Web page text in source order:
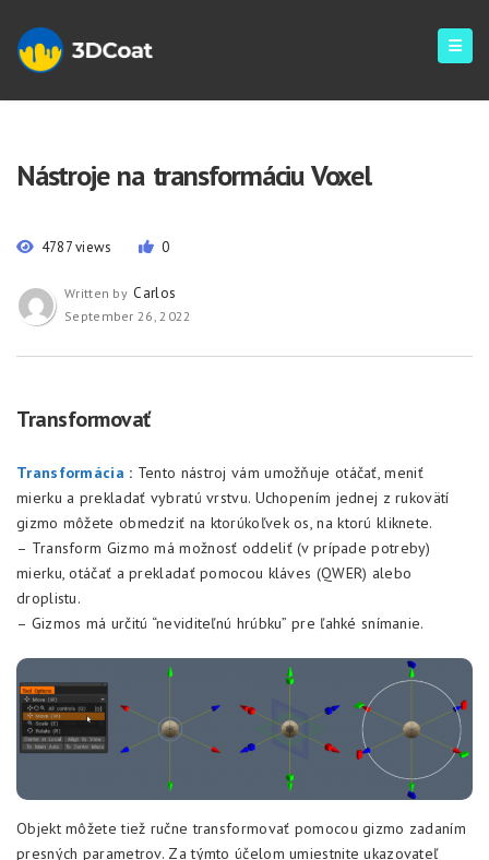
Nástroje na transformáciu Voxel
4787 views 0
Written by Carlos
September 26, 2022
Transformovať
Transformácia : Tento nástroj vám umožňuje otáčať, meniť
mierku a prekladať vybratú vrstvu. Uchopením jednej z rukovätí
gizmo môžete obmedziť na ktorúkoľvek os, na ktorú kliknete.
– Transform Gizmo má možnosť oddeliť (v prípade potreby)
mierku, otáčať a prekladať pomocou kláves (QWER) alebo
droplistu.
– Gizmos má určitú “neviditeľnú hrúbku” pre ľahké snímanie.
Objekt môžete tiež ručne transformovať pomocou gizmo zadaním
presných parametrov. Za týmto účelom umiestnite ukazovateľ